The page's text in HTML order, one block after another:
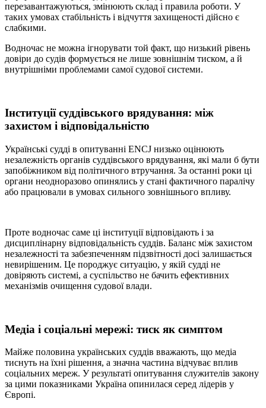
перезавантажуються, змінюють склад і правила роботи. У
таких умовах стабільність і відчуття захищеності дійсно є
слабкими.
Водночас не можна ігнорувати той факт, що низький рівень
довіри до судів формується не лише зовнішнім тиском, а й
внутрішніми проблемами самої судової системи.
Інституції суддівського врядування: між
захистом і відповідальністю
Українські судді в опитуванні ENCJ низько оцінюють
незалежність органів суддівського врядування, які мали б бути
запобіжником від політичного втручання. За останні роки ці
органи неодноразово опинялись у стані фактичного паралічу
або працювали в умовах сильного зовнішнього впливу.
Проте водночас саме ці інституції відповідають і за
дисциплінарну відповідальність суддів. Баланс між захистом
незалежності та забезпеченням підзвітності досі залишається
невирішеним. Це породжує ситуацію, у якій судді не
довіряють системі, а суспільство не бачить ефективних
механізмів очищення судової влади.
Медіа і соціальні мережі: тиск як симптом
Майже половина українських суддів вважають, що медіа
тиснуть на їхні рішення, а значна частина відчуває вплив
соціальних мереж. У результаті опитування служителів закону
за цими показниками Україна опинилася серед лідерів у
Європі.